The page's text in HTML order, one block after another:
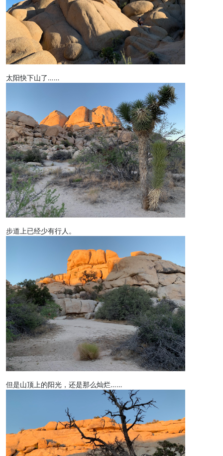
太阳快下山了……
步道上已经少有行人。
但是山顶上的阳光，还是那么灿烂……